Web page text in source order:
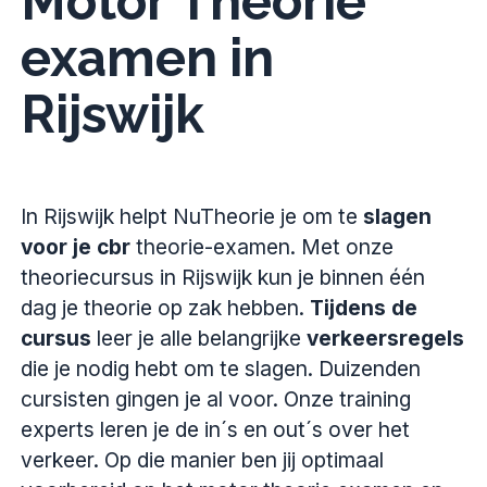
examen in
Rijswijk
In Rijswijk helpt NuTheorie je om te slagen
voor je cbr theorie-examen. Met onze
theoriecursus in Rijswijk kun je binnen één
dag je theorie op zak hebben. Tijdens de
cursus leer je alle belangrijkeverkeersregels
die je nodig hebt om te slagen. Duizenden
cursisten gingen je al voor. Onze training
experts leren je de in´s en out´s over het
verkeer. Op die manier ben jij optimaal